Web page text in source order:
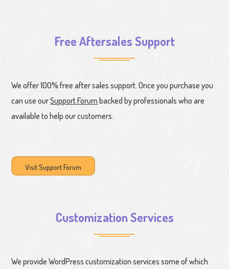
Free Aftersales Support
We offer 100% free after sales support. Once you purchase you
can use ourSupport Forum backed by professionals who are
available to help our customers.
Visit Support Forum
Customization Services
We provide WordPress customization services some of which